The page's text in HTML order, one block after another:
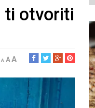
ti otvoriti
A AA